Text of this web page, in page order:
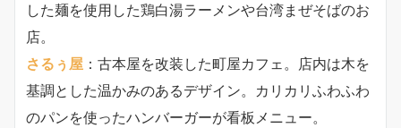
した麺を使用した鶏白湯ラーメンや台湾まぜそばのお
店。
さるぅ屋 ：古本屋を改装した町屋カフェ。店内は木を
基調とした温かみのあるデザイン。カリカリふわふわ
のパンを使ったハンバーガーが看板メニュー。